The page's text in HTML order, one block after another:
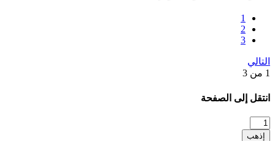
1
2
3
التالي
1 من 3
انتقل إلى الصفحة
إذهب